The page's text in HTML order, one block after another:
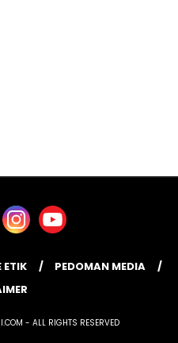
ETIK
PEDOMAN MEDIA
- ALL RIGHTS RESERVED